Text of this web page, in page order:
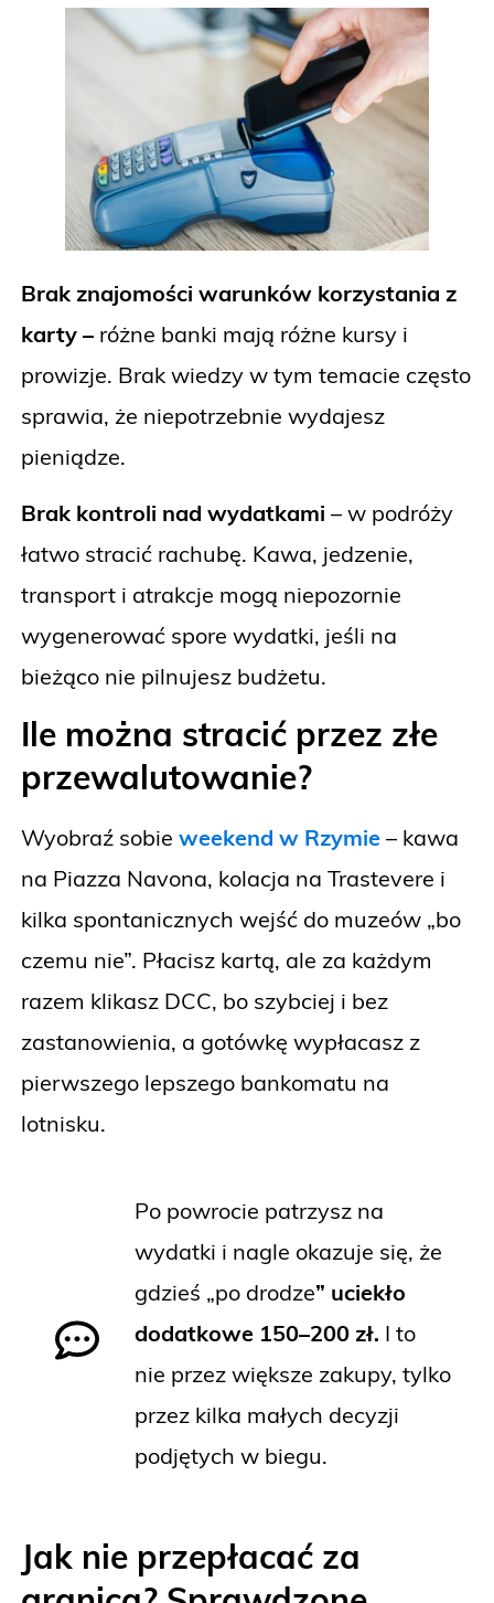
Brak znajomości warunków korzystania z
karty – różne banki mają różne kursy i
prowizje. Brak wiedzy w tym temacie często
sprawia, że niepotrzebnie wydajesz
pieniądze.
Brak kontroli nad wydatkami – w podróży
łatwo stracić rachubę. Kawa, jedzenie,
transport i atrakcje mogą niepozornie
wygenerować spore wydatki, jeśli na
bieżąco nie pilnujesz budżetu.
Ile można stracić przez złe
przewalutowanie?
Wyobraź sobie weekend w Rzymie – kawa
na Piazza Navona, kolacja na Trastevere i
kilka spontanicznych wejść do muzeów „bo
czemu nie”. Płacisz kartą, ale za każdym
razem klikasz DCC, bo szybciej i bez
zastanowienia, a gotówkę wypłacasz z
pierwszego lepszego bankomatu na
lotnisku.
Po powrocie patrzysz na
wydatki i nagle okazuje się, że
gdzieś „po drodze” uciekło
dodatkowe 150–200 zł. I to
nie przez większe zakupy, tylko
przez kilka małych decyzji
podjętych w biegu.
Jak nie przepłacać za